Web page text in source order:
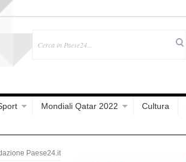
Mondiali Qatar 2022 Cultura
Paese24.it